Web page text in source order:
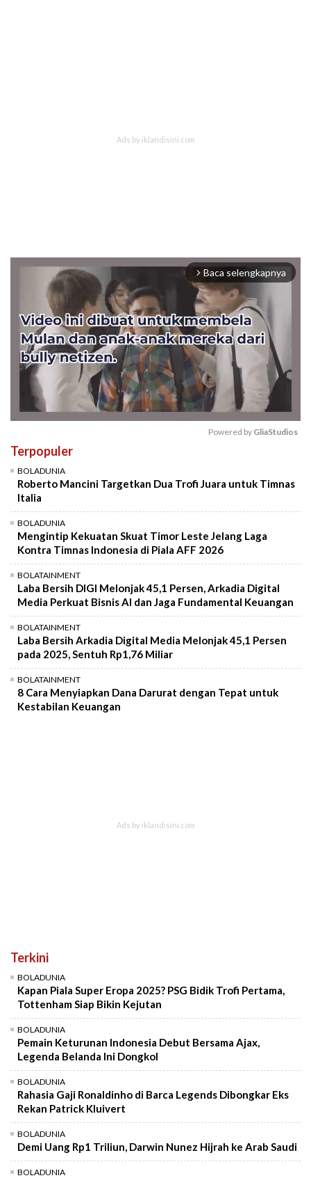
arrow_forward_ios Baca selengkapnya
Powered by GliaStudios
Terpopuler
BOLADUNIA
Roberto Mancini Targetkan Dua Trofi Juara untuk Timnas
Italia
BOLADUNIA
Mengintip Kekuatan Skuat Timor Leste Jelang Laga
Kontra Timnas Indonesia di Piala AFF 2026
BOLATAINMENT
Laba Bersih DIGI Melonjak 45,1 Persen, Arkadia Digital
Media Perkuat Bisnis AI dan Jaga Fundamental Keuangan
BOLATAINMENT
Laba Bersih Arkadia Digital Media Melonjak 45,1 Persen
pada 2025, Sentuh Rp1,76 Miliar
BOLATAINMENT
8 Cara Menyiapkan Dana Darurat dengan Tepat untuk
Kestabilan Keuangan
Terkini
BOLADUNIA
Kapan Piala Super Eropa 2025? PSG Bidik Trofi Pertama,
Tottenham Siap Bikin Kejutan
BOLADUNIA
Pemain Keturunan Indonesia Debut Bersama Ajax,
Legenda Belanda Ini Dongkol
BOLADUNIA
Rahasia Gaji Ronaldinho di Barca Legends Dibongkar Eks
Rekan Patrick Kluivert
BOLADUNIA
Demi Uang Rp1 Triliun, Darwin Nunez Hijrah ke Arab Saudi
BOLADUNIA